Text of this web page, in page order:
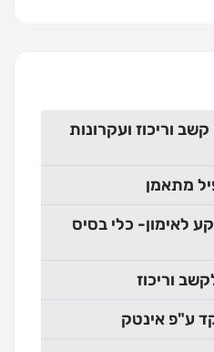
וריכוז ועקרונות
מתאמן
כלי בסיס
וריכוז
ע"פ אינטק